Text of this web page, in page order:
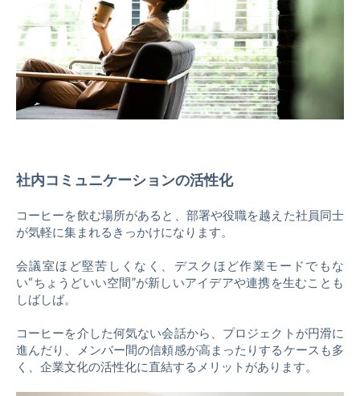
社内コミュニケーションの活性化
コーヒーを飲む場所があると、部署や役職を越えた社員同士
が気軽に集まれるきっかけになります。
会議室ほど堅苦しくなく、デスクほど作業モードでもな
い“ちょうどいい空間”が新しいアイデアや連携を生むことも
しばしば。
コーヒーを介した何気ない会話から、プロジェクトが円滑に
進んだり、メンバー間の信頼感が高まったりするケースも多
く、企業文化の活性化に直結するメリットがあります。